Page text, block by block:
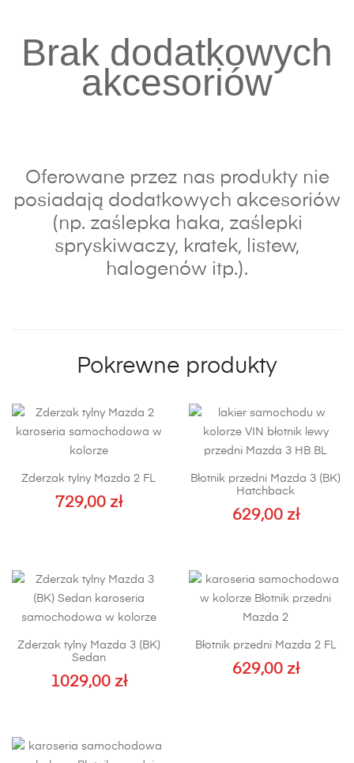
Brak dodatkowych
akcesoriów
Oferowane przez nas produkty nie
posiadają dodatkowych akcesoriów
(np. zaślepka haka, zaślepki
spryskiwaczy, kratek, listew,
halogenów itp.).
Pokrewne produkty
Zderzak tylny Mazda 2 FL
729,00 zł
Błotnik przedni Mazda 3 (BK)
Hatchback
629,00 zł
wiele
wariantów.
można
wybrać
Zderzak tylny Mazda 3 (BK)
Sedan
1029,00 zł
Błotnik przedni Mazda 2 FL
629,00 zł